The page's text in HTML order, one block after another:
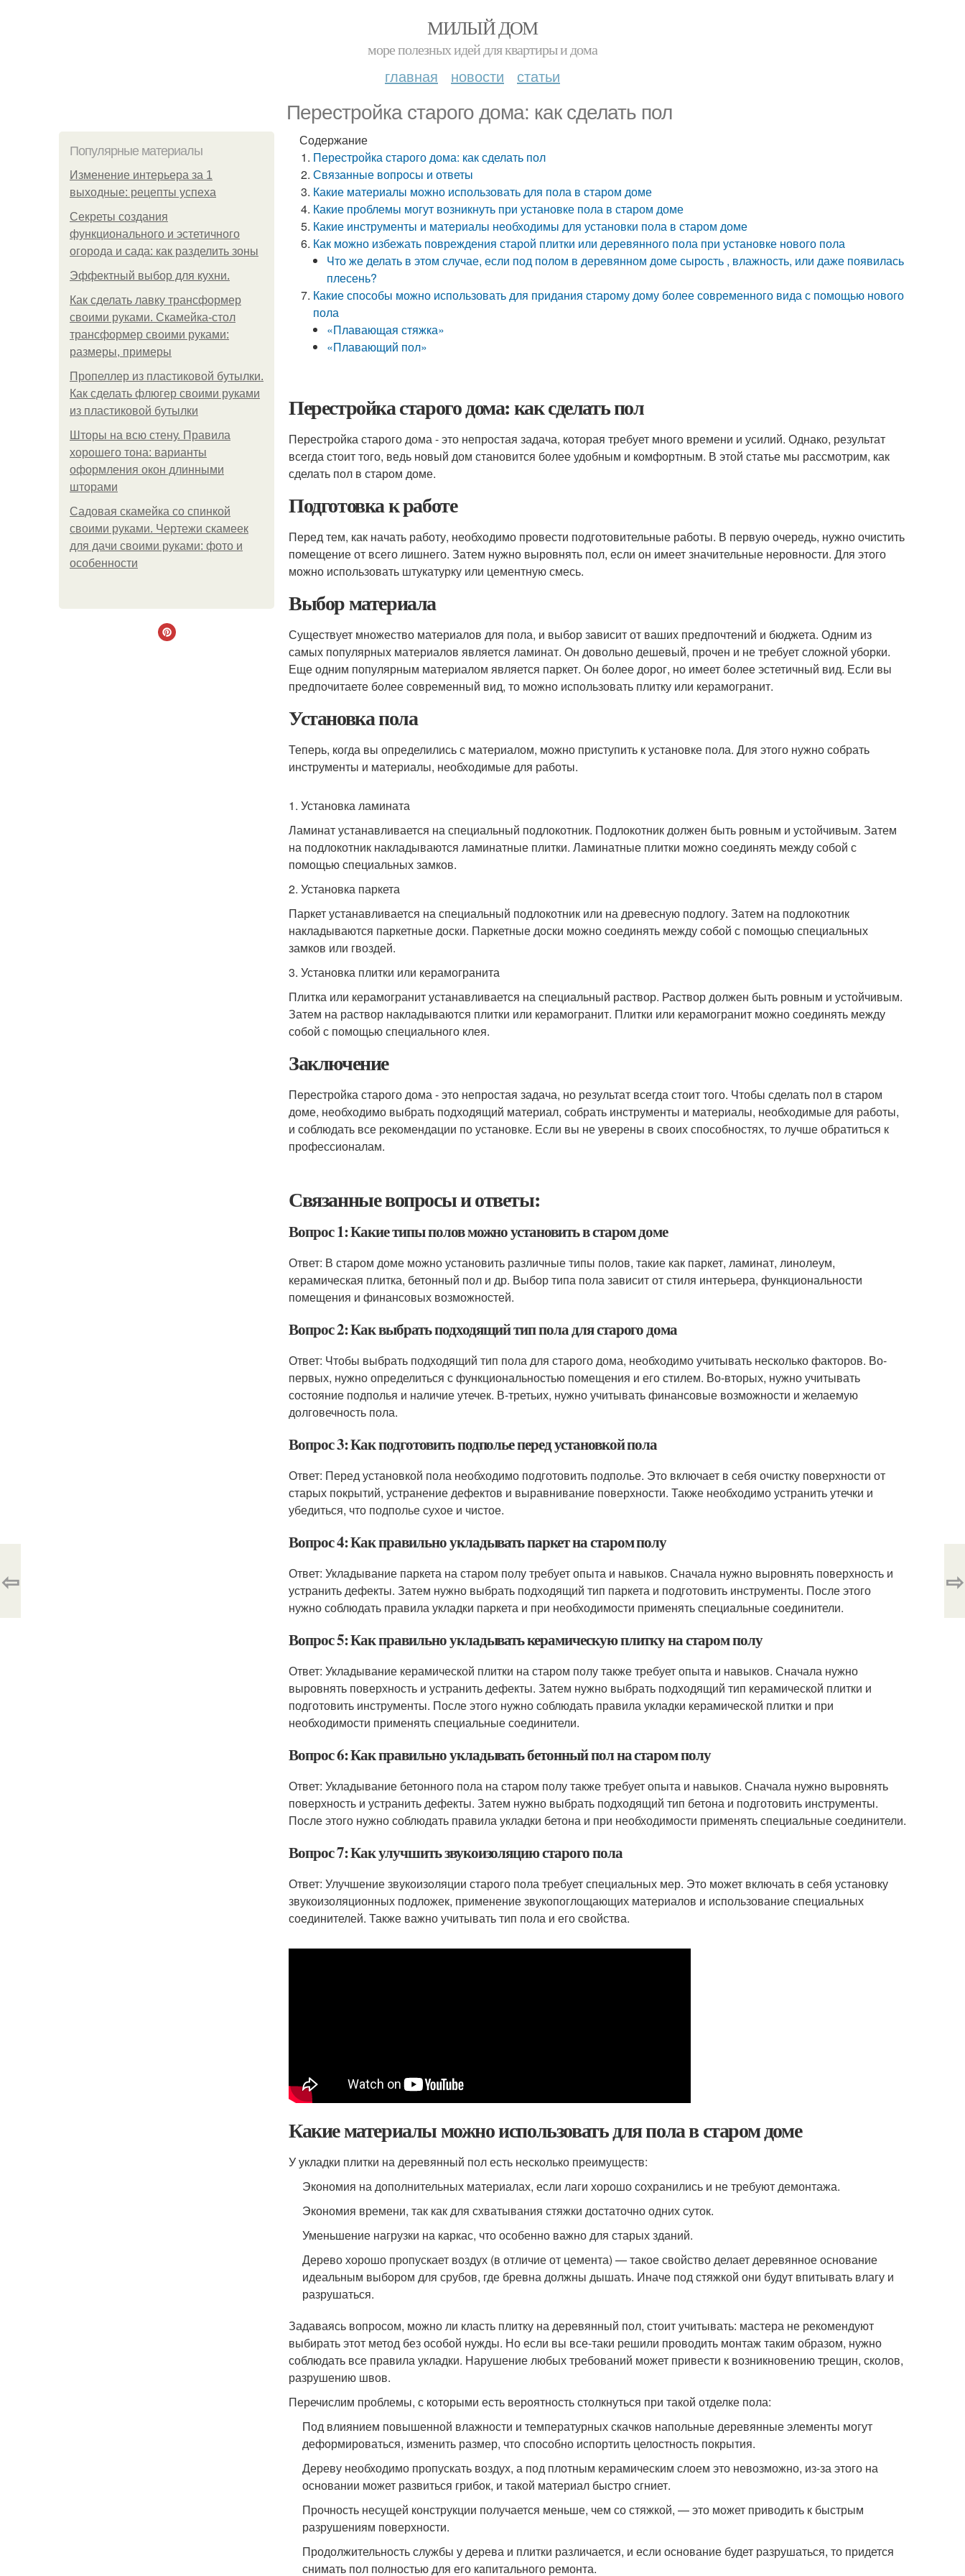
МИЛЫЙ ДОМ
море полезных идей для квартиры и дома
главная новости статьи
Перестройка старого дома: как сделать пол
Популярные материалы
Изменение интерьера за 1
выходные: рецепты успеха
Секреты создания
функционального и эстетичного
огорода и сада: как разделить зоны
Эффектный выбор для кухни.
Как сделать лавку трансформер
своими руками. Скамейка-стол
трансформер своими руками:
размеры, примеры
Пропеллер из пластиковой бутылки.
Как сделать флюгер своими руками
из пластиковой бутылки
Шторы на всю стену. Правила
хорошего тона: варианты
оформления окон длинными
шторами
Садовая скамейка со спинкой
своими руками. Чертежи скамеек
для дачи своими руками: фото и
особенности
Содержание
Перестройка старого дома: как сделать пол
Связанные вопросы и ответы
Какие материалы можно использовать для пола в старом доме
Какие проблемы могут возникнуть при установке пола в старом доме
Какие инструменты и материалы необходимы для установки пола в старом доме
Как можно избежать повреждения старой плитки или деревянного пола при установке нового пола
Что же делать в этом случае, если под полом в деревянном доме сырость , влажность, или даже появилась
плесень?
Какие способы можно использовать для придания старому дому более современного вида с помощью нового
пола
«Плавающая стяжка»
«Плавающий пол»
Перестройка старого дома: как сделать пол
Перестройка старого дома - это непростая задача, которая требует много времени и усилий. Однако, результат
всегда стоит того, ведь новый дом становится более удобным и комфортным. В этой статье мы рассмотрим, как
сделать пол в старом доме.
Подготовка к работе
Перед тем, как начать работу, необходимо провести подготовительные работы. В первую очередь, нужно очистить
помещение от всего лишнего. Затем нужно выровнять пол, если он имеет значительные неровности. Для этого
можно использовать штукатурку или цементную смесь.
Выбор материала
Существует множество материалов для пола, и выбор зависит от ваших предпочтений и бюджета. Одним из
самых популярных материалов является ламинат. Он довольно дешевый, прочен и не требует сложной уборки.
Еще одним популярным материалом является паркет. Он более дорог, но имеет более эстетичный вид. Если вы
предпочитаете более современный вид, то можно использовать плитку или керамогранит.
Установка пола
Теперь, когда вы определились с материалом, можно приступить к установке пола. Для этого нужно собрать
инструменты и материалы, необходимые для работы.
1. Установка ламината
Ламинат устанавливается на специальный подлокотник. Подлокотник должен быть ровным и устойчивым. Затем
на подлокотник накладываются ламинатные плитки. Ламинатные плитки можно соединять между собой с
помощью специальных замков.
2. Установка паркета
Паркет устанавливается на специальный подлокотник или на древесную подлогу. Затем на подлокотник
накладываются паркетные доски. Паркетные доски можно соединять между собой с помощью специальных
замков или гвоздей.
3. Установка плитки или керамогранита
Плитка или керамогранит устанавливается на специальный раствор. Раствор должен быть ровным и устойчивым.
Затем на раствор накладываются плитки или керамогранит. Плитки или керамогранит можно соединять между
собой с помощью специального клея.
Заключение
Перестройка старого дома - это непростая задача, но результат всегда стоит того. Чтобы сделать пол в старом
доме, необходимо выбрать подходящий материал, собрать инструменты и материалы, необходимые для работы,
и соблюдать все рекомендации по установке. Если вы не уверены в своих способностях, то лучше обратиться к
профессионалам.
Связанные вопросы и ответы:
Вопрос 1: Какие типы полов можно установить в старом доме
Ответ: В старом доме можно установить различные типы полов, такие как паркет, ламинат, линолеум,
керамическая плитка, бетонный пол и др. Выбор типа пола зависит от стиля интерьера, функциональности
помещения и финансовых возможностей.
Вопрос 2: Как выбрать подходящий тип пола для старого дома
Ответ: Чтобы выбрать подходящий тип пола для старого дома, необходимо учитывать несколько факторов. Во-
первых, нужно определиться с функциональностью помещения и его стилем. Во-вторых, нужно учитывать
состояние подполья и наличие утечек. В-третьих, нужно учитывать финансовые возможности и желаемую
долговечность пола.
Вопрос 3: Как подготовить подполье перед установкой пола
Ответ: Перед установкой пола необходимо подготовить подполье. Это включает в себя очистку поверхности от
старых покрытий, устранение дефектов и выравнивание поверхности. Также необходимо устранить утечки и
убедиться, что подполье сухое и чистое.
Вопрос 4: Как правильно укладывать паркет на старом полу
Ответ: Укладывание паркета на старом полу требует опыта и навыков. Сначала нужно выровнять поверхность и
устранить дефекты. Затем нужно выбрать подходящий тип паркета и подготовить инструменты. После этого
нужно соблюдать правила укладки паркета и при необходимости применять специальные соединители.
Вопрос 5: Как правильно укладывать керамическую плитку на старом полу
Ответ: Укладывание керамической плитки на старом полу также требует опыта и навыков. Сначала нужно
выровнять поверхность и устранить дефекты. Затем нужно выбрать подходящий тип керамической плитки и
подготовить инструменты. После этого нужно соблюдать правила укладки керамической плитки и при
необходимости применять специальные соединители.
Вопрос 6: Как правильно укладывать бетонный пол на старом полу
Ответ: Укладывание бетонного пола на старом полу также требует опыта и навыков. Сначала нужно выровнять
поверхность и устранить дефекты. Затем нужно выбрать подходящий тип бетона и подготовить инструменты.
После этого нужно соблюдать правила укладки бетона и при необходимости применять специальные соединители.
Вопрос 7: Как улучшить звукоизоляцию старого пола
Ответ: Улучшение звукоизоляции старого пола требует специальных мер. Это может включать в себя установку
звукоизоляционных подложек, применение звукопоглощающих материалов и использование специальных
соединителей. Также важно учитывать тип пола и его свойства.
Какие материалы можно использовать для пола в старом доме
У укладки плитки на деревянный пол есть несколько преимуществ:
Экономия на дополнительных материалах, если лаги хорошо сохранились и не требуют демонтажа.
Экономия времени, так как для схватывания стяжки достаточно одних суток.
Уменьшение нагрузки на каркас, что особенно важно для старых зданий.
Дерево хорошо пропускает воздух (в отличие от цемента) — такое свойство делает деревянное основание
идеальным выбором для срубов, где бревна должны дышать. Иначе под стяжкой они будут впитывать влагу и
разрушаться.
Задаваясь вопросом, можно ли класть плитку на деревянный пол, стоит учитывать: мастера не рекомендуют
выбирать этот метод без особой нужды. Но если вы все-таки решили проводить монтаж таким образом, нужно
соблюдать все правила укладки. Нарушение любых требований может привести к возникновению трещин, сколов,
разрушению швов.
Перечислим проблемы, с которыми есть вероятность столкнуться при такой отделке пола:
Под влиянием повышенной влажности и температурных скачков напольные деревянные элементы могут
деформироваться, изменить размер, что способно испортить целостность покрытия.
Дереву необходимо пропускать воздух, а под плотным керамическим слоем это невозможно, из-за этого на
основании может развиться грибок, и такой материал быстро сгниет.
Прочность несущей конструкции получается меньше, чем со стяжкой, — это может приводить к быстрым
разрушениям поверхности.
Продолжительность службы у дерева и плитки различается, и если основание будет разрушаться, то придется
снимать пол полностью для его капитального ремонта.
⇦ ⇨